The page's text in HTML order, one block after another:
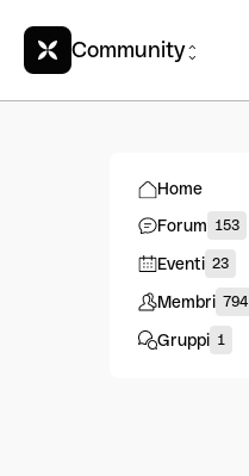
Community
Home
Forum 153
Eventi 23
Membri 794
Gruppi 1